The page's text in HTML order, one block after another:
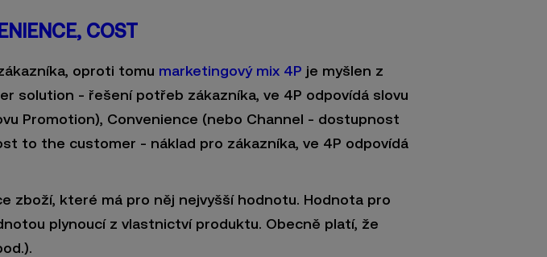
COST
oproti tomu marketingový mix 4P je myšlen z
solution - řešení potřeb zákazníka, ve 4P odpovídá slovu
Promotion), Convenience (nebo Channel - dostupnost
to the customer - náklad pro zákazníka, ve 4P odpovídá
zboží, které má pro něj nejvyšší hodnotu. Hodnota pro
plynoucí z vlastnictví produktu. Obecně platí, že